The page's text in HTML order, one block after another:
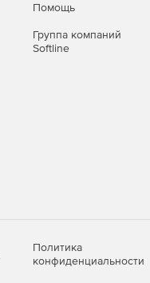
Помощь
Группа компаний
Softline
Политика
конфиденциальности